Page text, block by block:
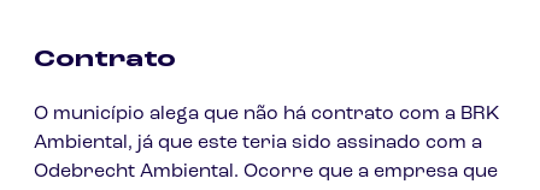
Contrato
O município alega que não há contrato com a BRK
Ambiental, já que este teria sido assinado com a
Odebrecht Ambiental. Ocorre que a empresa que